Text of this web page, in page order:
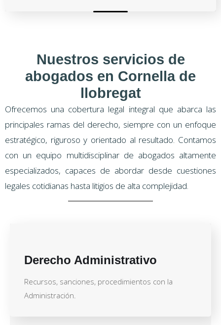
Nuestros servicios de
abogados en Cornella de
llobregat
Ofrecemos una cobertura legal integral que abarca las
principales ramas del derecho, siempre con un enfoque
estratégico, riguroso y orientado al resultado. Contamos
con un equipo multidisciplinar de abogados altamente
especializados, capaces de abordar desde cuestiones
legales cotidianas hasta litigios de alta complejidad.
Derecho Administrativo
Recursos, sanciones, procedimientos con la
Administración.